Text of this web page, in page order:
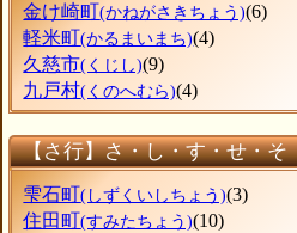
金け崎町(かねがさきちょう)(6)
軽米町(かるまいまち)(4)
久慈市(くじし)(9)
九戸村(くのへむら)(4)
【さ行】さ・し・す・せ・そ
雫石町(しずくいしちょう)(3)
住田町(すみたちょう)(10)